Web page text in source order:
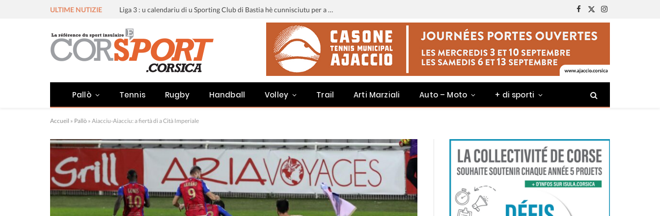
ULTIME NUTIZIE Liga 3 : u calendariu di u Sporting Club di Bastia hè cunnisciutu per a staghjoni 2026-2027
Facebook
X
(Twitter)
Instagram
Pallò Tennis Rugby Handball Volley Trail Arti Marziali Auto – Moto + di sporti
Accueil » Pallò » Aiacciu-Aiacciu: a fiertà di a Cità Imperiale